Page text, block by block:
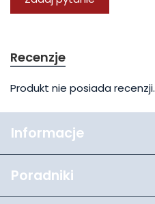
Recenzje
Produkt nie posiada recenzji.
Informacje
Poradniki